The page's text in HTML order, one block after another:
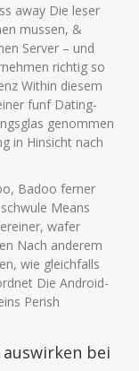
away Die leser
mussen, &
Server – und
richtig so
Within diesem
funf Dating-
genommen
in Hinsicht nach
Badoo ferner
Means
wafer
Nach anderem
wie gleichfalls
Die Android-
Perish
bei